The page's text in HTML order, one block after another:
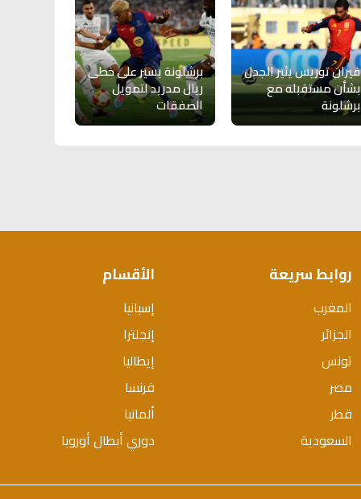
فيران توريس يثير الجدل
بشأن مستقبله مع
برشلونة
برشلونة يسير على خطى
ريال مدريد لتمويل
الصفقات
روابط سريعة
المغرب
الجزائر
تونس
مصر
قطر
السعودية
الأقسام
إسبانيا
إنجلترا
إيطاليا
فرنسا
ألمانيا
دوري أبطال أوروبا